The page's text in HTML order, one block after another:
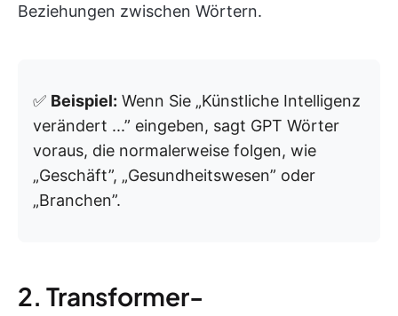
Beziehungen zwischen Wörtern.
✅ Beispiel: Wenn Sie „Künstliche Intelligenz
verändert ...” eingeben, sagt GPT Wörter
voraus, die normalerweise folgen, wie
„Geschäft”, „Gesundheitswesen” oder
„Branchen”.
2. Transformer-